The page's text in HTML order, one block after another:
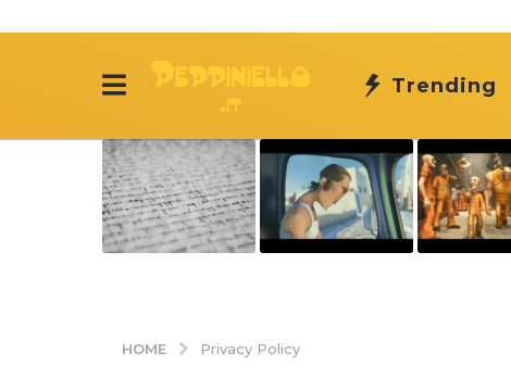
Trending
HOME Privacy Policy